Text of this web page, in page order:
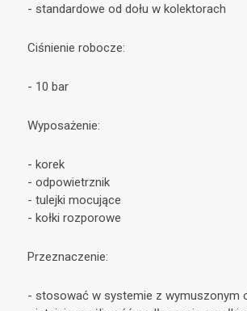
- standardowe od dołu w kolektorach
Ciśnienie robocze:
- 10 bar
Wyposażenie:
- korek
- odpowietrznik
- tulejki mocujące
- kołki rozporowe
Przeznaczenie:
- stosować w systemie z wymuszonym